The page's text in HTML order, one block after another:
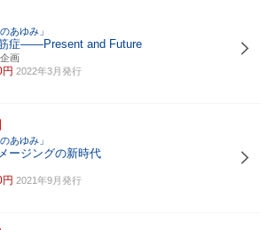
あゆみ」
症――Present and Future
画
2022年3月発行
あゆみ」
ージングの新時代
2021年9月発行